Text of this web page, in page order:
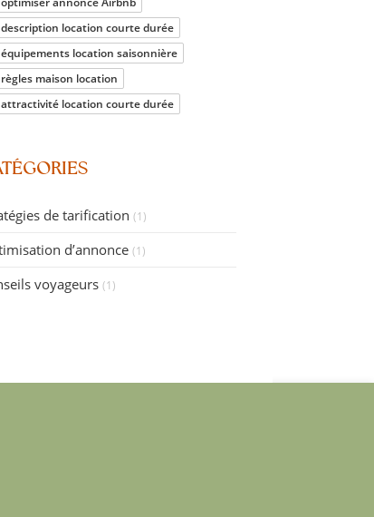
description location courte durée
équipements location saisonnière
règles maison location
attractivité location courte durée
de tarification (1)
d’annonce (1)
voyageurs (1)